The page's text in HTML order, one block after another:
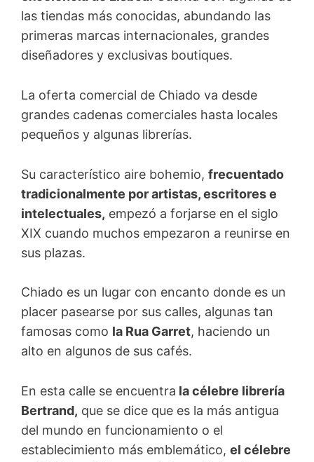
las tiendas más conocidas, abundando las
primeras marcas internacionales, grandes
diseñadores y exclusivas boutiques.
La oferta comercial de Chiado va desde
grandes cadenas comerciales hasta locales
pequeños y algunas librerías.
Su característico aire bohemio, frecuentado
tradicionalmente por artistas, escritores e
intelectuales, empezó a forjarse en el siglo
XIX cuando muchos empezaron a reunirse en
sus plazas.
Chiado es un lugar con encanto donde es un
placer pasearse por sus calles, algunas tan
famosas como la Rua Garret, haciendo un
alto en algunos de sus cafés.
En esta calle se encuentra la célebre librería
Bertrand, que se dice que es la más antigua
del mundo en funcionamiento o el
establecimiento más emblemático, el célebre